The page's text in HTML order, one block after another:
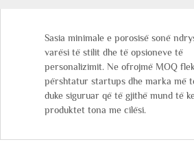
Sasia minimale e porosisë sonë
varësi të stilit dhe të opsioneve të
personalizimit. Ne ofrojmë MOQ
përshtatur startups dhe marka më
duke siguruar që të gjithë mund të
produktet tona me cilësi.